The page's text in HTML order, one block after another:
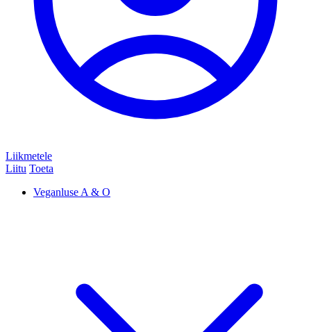
Liikmetele
Liitu Toeta
Veganluse A & O